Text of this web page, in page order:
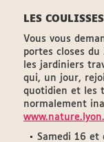
LES
Vous vous
portes closes du
les jardiniers
qui, un jour,
quotidien et les
normalement
Samedi 16 et